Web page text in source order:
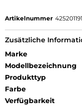
Artikelnummer
Zusätzliche
Marke
Modellbezeichnung
Produkttyp
Farbe
Verfügbarkeit